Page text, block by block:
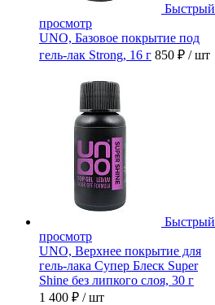
Быстрый
просмотр
UNO, Базовое покрытие под
гель-лак Strong, 16 г 850 ₽ / шт
Быстрый
просмотр
UNO, Верхнее покрытие для
гель-лака Супер Блеск Super
Shine без липкого слоя, 30 г
1 400 ₽ / шт